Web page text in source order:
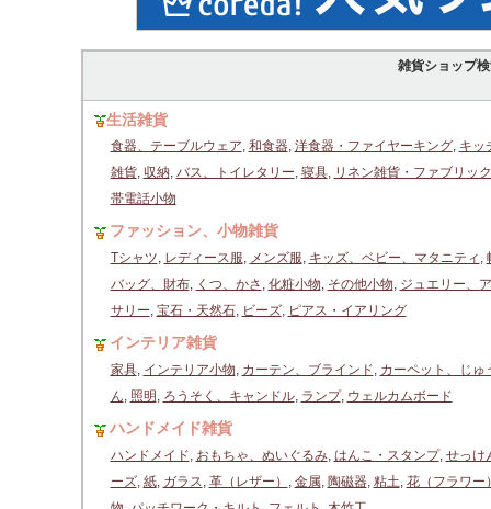
雑貨ショップ
生活雑貨
食器、テーブルウェア, 和食器, 洋食器・ファイヤーキング, キッ
雑貨, 収納, バス、トイレタリー, 寝具, リネン雑貨・ファブリック
帯電話小物
ファッション、小物雑貨
Tシャツ, レディース服, メンズ服, キッズ、ベビー、マタニティ ,
バッグ、財布, くつ、かさ , 化粧小物, その他小物, ジュエリー、
サリー, 宝石・天然石, ビーズ, ピアス・イアリング
インテリア雑貨
家具, インテリア小物, カーテン、ブラインド, カーペット、じゅ
ん, 照明 , ろうそく、キャンドル, ランプ, ウェルカムボード
ハンドメイド雑貨
ハンドメイド, おもちゃ、ぬいぐるみ, はんこ・スタンプ, せっけ
ーズ, 紙, ガラス, 革（レザー） , 金属, 陶磁器, 粘土, 花（フラワー